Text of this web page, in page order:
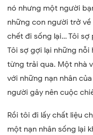
nó nhưng một người
những con người trở
chết đi sống lại… Tôi sợ
Tôi sợ gợi lại những
từng trải qua. Một nhà
với những nạn nhân
người gây nên cuộc
Rồi tôi đi lấy chất liệu
một nạn nhân sống lại